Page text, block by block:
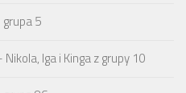
5
Iga i Kinga z grupy 10